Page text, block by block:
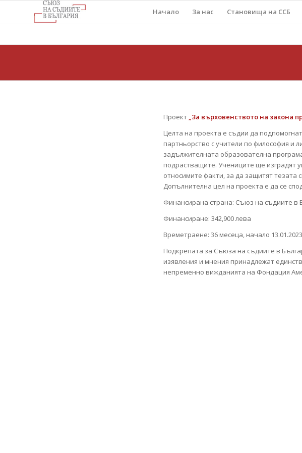
Начало За нас Становища на ССБ
Проект „За върховенството на закона
Целта на проекта е съдии да
партньорство с учители по философия и
задължителната образователна
подрастващите. Учениците ще изградят
относимите факти, за да защитят тезата
Допълнителна цел на проекта е да се
Финансирана страна: Съюз на съдиите в
Финансиране: 342,900 лева
Времетраене: 36 месеца, начало
Подкрепата за Съюза на съдиите в
изявления и мнения принадлежат
непременно вижданията на Фондация